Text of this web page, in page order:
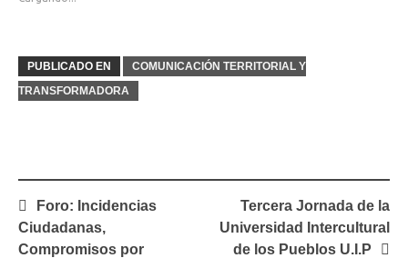
PUBLICADO EN
COMUNICACIÓN TERRITORIAL Y
TRANSFORMADORA
Navegación
de
entradas
Foro: Incidencias
Ciudadanas,
Compromisos por
Tercera Jornada de la
Universidad Intercultural
de los Pueblos U.I.P